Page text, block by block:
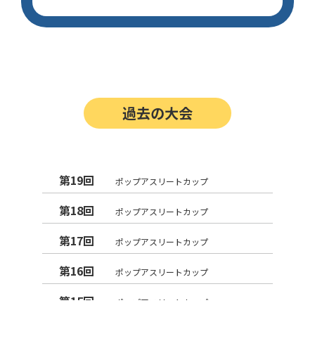
過去の大会
第19回 ポップアスリートカップ
第18回 ポップアスリートカップ
第17回 ポップアスリートカップ
第16回 ポップアスリートカップ
第15回 ポップアスリートカップ